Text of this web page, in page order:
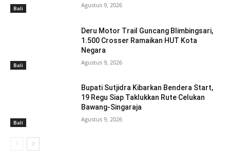
Bali Agustus 9, 2026
Bali
Deru Motor Trail Guncang Blimbingsari,
1.500 Crosser Ramaikan HUT Kota
Negara
Agustus 9, 2026
Bali
Bupati Sutjidra Kibarkan Bendera Start,
19 Regu Siap Taklukkan Rute Celukan
Bawang-Singaraja
Agustus 9, 2026